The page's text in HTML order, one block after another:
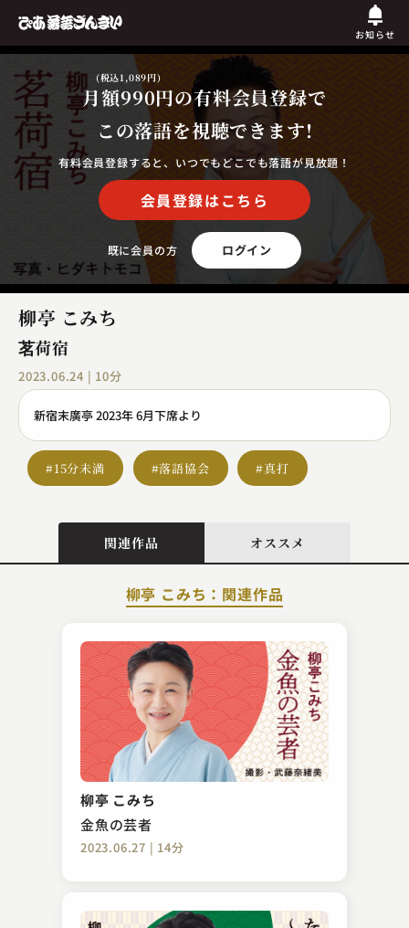
お知らせ
月額990円
(税込1,089円)
の有料会員登録で
この落語を視聴できます!
有料会員登録すると、いつでもどこでも落語が見放題！
会員登録はこちら
既に会員の方 ログイン
柳亭 こみち
茗荷宿
2023.06.24 | 10分
新宿末廣亭 2023年 6月下席より
#15分未満 #落語協会 #真打
関連作品 オススメ
柳亭 こみち：関連作品
柳亭 こみち
金魚の芸者
2023.06.27 | 14分
金原亭 馬玉（現：金原亭 小馬生）
夏泥
2023.09.17 | 14分